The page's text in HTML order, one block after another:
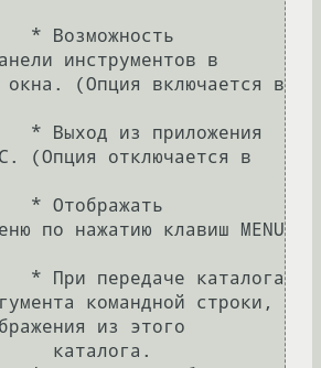
инструментов в
окна. (Опция включается в
(Опция отключается в
по нажатию клавиш MENU
командной строки,
из этого